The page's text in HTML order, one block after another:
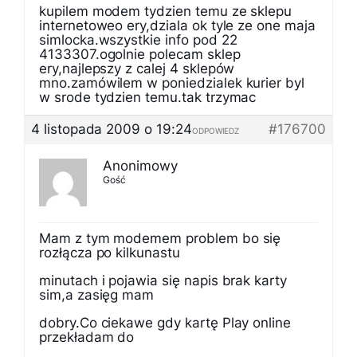
kupilem modem tydzien temu ze sklepu
internetoweo ery,dziala ok tyle ze one maja
simlocka.wszystkie info pod 22
4133307.ogolnie polecam sklep
ery,najlepszy z calej 4 sklepów
mno.zamówilem w poniedzialek kurier byl
w srode tydzien temu.tak trzymac
4 listopada 2009 o 19:24
#176700
ODPOWIEDZ
Anonimowy
Gość
Mam z tym modemem problem bo się
rozłącza po kilkunastu
minutach i pojawia się napis brak karty
sim,a zasięg mam
dobry.Co ciekawe gdy kartę Play online
przekładam do